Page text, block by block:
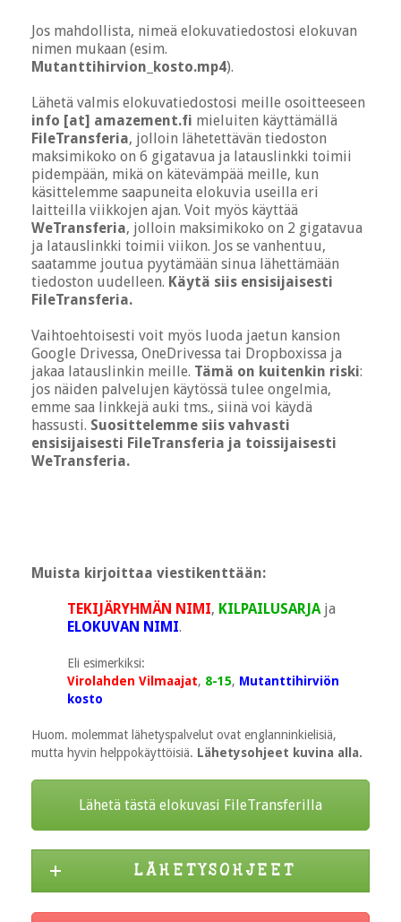
Jos mahdollista, nimeä elokuvatiedostosi elokuvan
nimen mukaan (esim.
Mutanttihirvion_kosto.mp4).
Lähetä valmis elokuvatiedostosi meille osoitteeseen
info [at] amazement.fi mieluiten käyttämällä
FileTransferia, jolloin lähetettävän tiedoston
maksimikoko on 6 gigatavua ja latauslinkki toimii
pidempään, mikä on kätevämpää meille, kun
käsittelemme saapuneita elokuvia useilla eri
laitteilla viikkojen ajan. Voit myös käyttää
WeTransferia, jolloin maksimikoko on 2 gigatavua
ja latauslinkki toimii viikon. Jos se vanhentuu,
saatamme joutua pyytämään sinua lähettämään
tiedoston uudelleen. Käytä siis ensisijaisesti
FileTransferia.
Vaihtoehtoisesti voit myös luoda jaetun kansion
Google Drivessa, OneDrivessa tai Dropboxissa ja
jakaa latauslinkin meille. Tämä on kuitenkin riski:
jos näiden palvelujen käytössä tulee ongelmia,
emme saa linkkejä auki tms., siinä voi käydä
hassusti. Suosittelemme siis vahvasti
ensisijaisesti FileTransferia ja toissijaisesti
WeTransferia.
Muista kirjoittaa viestikenttään:
TEKIJÄRYHMÄN NIMI, KILPAILUSARJA ja
ELOKUVAN NIMI.
Eli esimerkiksi:
Virolahden Vilmaajat, 8-15, Mutanttihirviön
kosto
Huom. molemmat lähetyspalvelut ovat englanninkielisiä,
mutta hyvin helppokäyttöisiä. Lähetysohjeet kuvina alla.
Lähetä tästä elokuvasi FileTransferilla
L Ä H E T Y S O H J E E T